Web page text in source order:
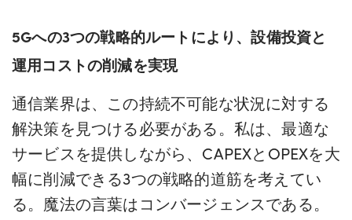
5Gへの3つの戦略的ルートにより、設備投資と
運用コストの削減を実現
通信業界は、この持続不可能な状況に対する
解決策を見つける必要がある。私は、最適な
サービスを提供しながら、CAPEXとOPEXを大
幅に削減できる3つの戦略的道筋を考えてい
る。魔法の言葉はコンバージェンスである。